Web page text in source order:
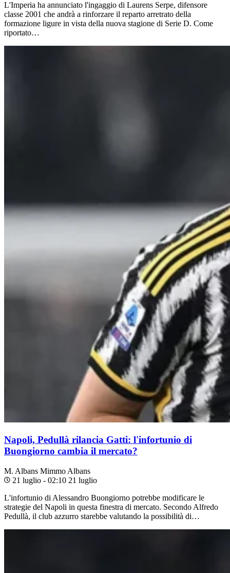
L'Imperia ha annunciato l'ingaggio di Laurens Serpe, difensore
classe 2001 che andrà a rinforzare il reparto arretrato della
formazione ligure in vista della nuova stagione di Serie D. Come
riportato…
Napoli, Pedullà rilancia Gatti: l'infortunio di
Buongiorno cambia il mercato?
M. Albans Mimmo Albans
21 luglio - 02:10 21 luglio
L'infortunio di Alessandro Buongiorno potrebbe modificare le
strategie del Napoli in questa finestra di mercato. Secondo Alfredo
Pedullà, il club azzurro starebbe valutando la possibilità di…